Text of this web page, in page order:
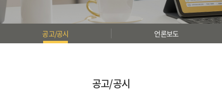
공고/공시 언론보도
공고/공시